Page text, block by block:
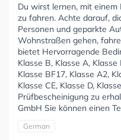
Du wirst lernen, mit
zu fahren. Achte darauf,
Personen und geparkte
Wohnstraßen gehen,
bietet Hervorragende
Klasse B, Klasse A,
Klasse BF17, Klasse A2,
Klasse CE, Klasse D,
Prüfbescheinigung zu
GmbH Sie können einen
German